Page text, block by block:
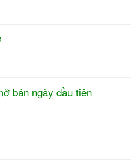
bán ngày đầu tiên